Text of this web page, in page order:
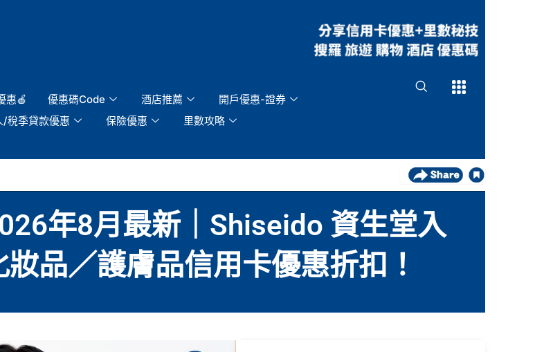
惠🍎 優惠碼Code 酒店推薦
開戶優惠-證券
/稅季貸款優惠 保險優惠 里數攻略
Open
年8月最新｜Shiseido 資生堂入
品／護膚品信用卡優惠折扣！